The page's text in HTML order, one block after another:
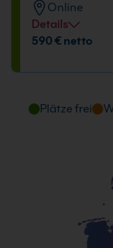
Online
Details
590 € netto
Plätze frei